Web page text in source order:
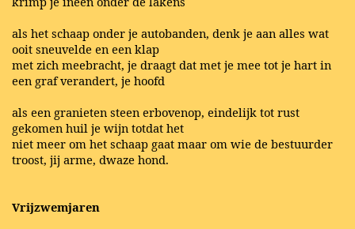
als het schaap onder je autobanden, denk je aan alles wat
ooit sneuvelde en een klap
met zich meebracht, je draagt dat met je mee tot je hart in
een graf verandert, je hoofd
als een granieten steen erbovenop, eindelijk tot rust
gekomen huil je wijn totdat het
niet meer om het schaap gaat maar om wie de bestuurder
troost, jij arme, dwaze hond.
Vrijzwemjaren